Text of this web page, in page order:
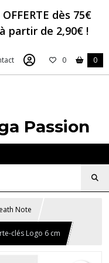
dès 75€
partir de 2,90€ !
0 0
Passion
Note
clés Logo 6 cm